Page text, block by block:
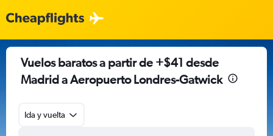
Vuelos baratos a partir de +$41 desde
Madrid a Aeropuerto Londres-Gatwick
Ida y vuelta